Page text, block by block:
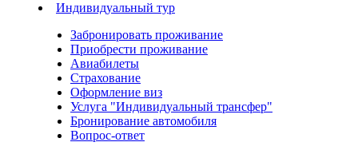
Индивидуальный тур
Забронировать проживание
Приобрести проживание
Авиабилеты
Страхование
Оформление виз
Услуга "Индивидуальный трансфер"
Бронирование автомобиля
Вопрос-ответ